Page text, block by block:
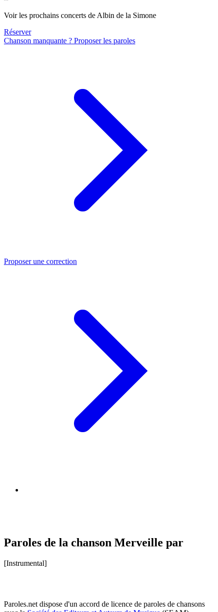
Voir les prochains concerts de Albin de la Simone
Réserver
Chanson manquante ? Proposer les paroles
Proposer une correction
Paroles de la chanson Merveille par
[Instrumental]
Paroles.net dispose d'un accord de licence de paroles de chansons